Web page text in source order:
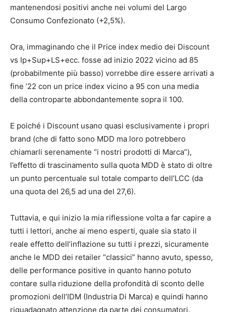
mantenendosi positivi anche nei volumi del Largo
Consumo Confezionato (+2,5%).
Ora, immaginando che il Price index medio dei Discount
vs Ip+Sup+LS+ecc. fosse ad inizio 2022 vicino ad 85
(probabilmente più basso) vorrebbe dire essere arrivati a
fine ’22 con un price index vicino a 95 con una media
della controparte abbondantemente sopra il 100.
E poiché i Discount usano quasi esclusivamente i propri
brand (che di fatto sono MDD ma loro potrebbero
chiamarli serenamente “i nostri prodotti di Marca”),
l’effetto di trascinamento sulla quota MDD è stato di oltre
un punto percentuale sul totale comparto dell’LCC (da
una quota del 26,5 ad una del 27,6).
Tuttavia, e qui inizio la mia riflessione volta a far capire a
tutti i lettori, anche ai meno esperti, quale sia stato il
reale effetto dell’inflazione su tutti i prezzi, sicuramente
anche le MDD dei retailer “classici” hanno avuto, spesso,
delle performance positive in quanto hanno potuto
contare sulla riduzione della profondità di sconto delle
promozioni dell’IDM (Industria Di Marca) e quindi hanno
riguadagnato attenzione da parte dei consumatori.